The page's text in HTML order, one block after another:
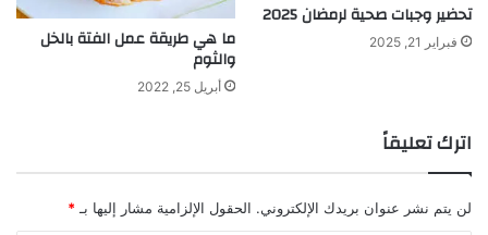
تحضير وجبات صحية لرمضان 2025
فبراير 21, 2025 ما هي طريقة عمل الفتة بالخل
والثوم
أبريل 25, 2022
اترك تعليقاً
لن يتم نشر عنوان بريدك الإلكتروني. الحقول الإلزامية مشار إليها بـ *